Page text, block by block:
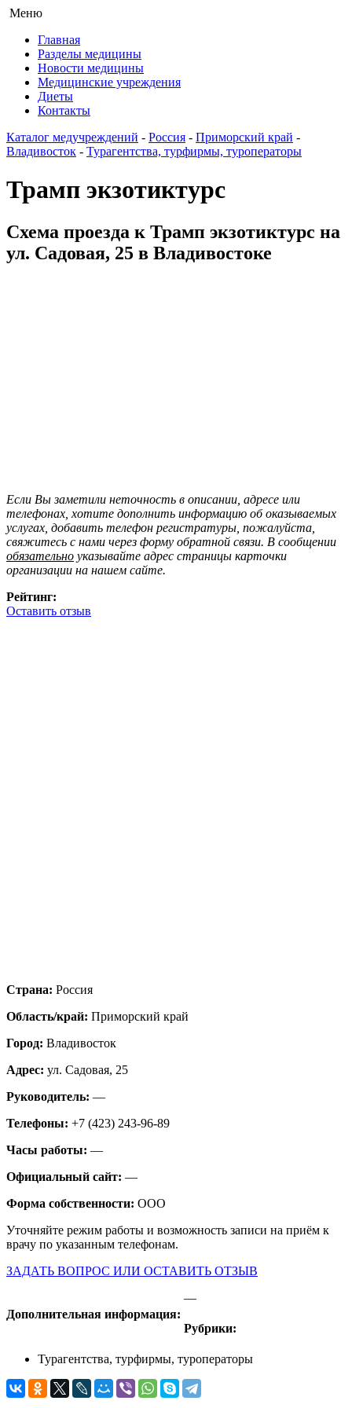
Меню
Главная
Разделы медицины
Новости медицины
Медицинские учреждения
Диеты
Контакты
Каталог медучреждений - Россия - Приморский край -
Владивосток - Турагентства, турфирмы, туроператоры
Трамп экзотиктурс
Схема проезда к Трамп экзотиктурс на
ул. Садовая, 25 в Владивостоке
Если Вы заметили неточность в описании, адресе или
телефонах, хотите дополнить информацию об оказываемых
услугах, добавить телефон регистратуры, пожалуйста,
свяжитесь с нами через форму обратной связи. В сообщении
обязательно указывайте адрес страницы карточки
организации на нашем сайте.
Рейтинг:
Оставить отзыв
Страна: Россия
Область/край: Приморский край
Город: Владивосток
Адрес: ул. Садовая, 25
Руководитель: —
Телефоны: +7 (423) 243-96-89
Часы работы: —
Официальный сайт: —
Форма собственности: ООО
Уточняйте режим работы и возможность записи на приём к
врачу по указанным телефонам.
ЗАДАТЬ ВОПРОС ИЛИ ОСТАВИТЬ ОТЗЫВ
Дополнительная информация:
—
Рубрики:
Турагентства, турфирмы, туроператоры